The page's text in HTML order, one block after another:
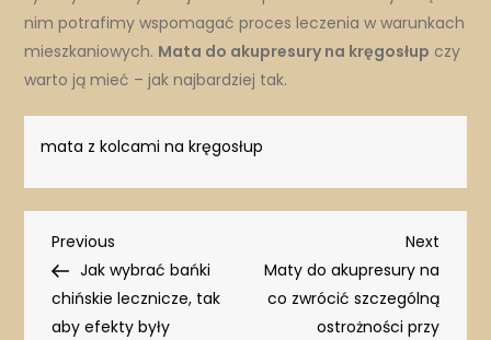
nim potrafimy wspomagać proces leczenia w warunkach
mieszkaniowych. Mata do akupresury na kręgosłup czy
warto ją mieć – jak najbardziej tak.
mata z kolcami na kręgosłup
Nawigacja
wpisu
Previous
Post
Previous
Jak wybrać bańki
chińskie lecznicze, tak
aby efekty były
Next
Post
Next
Maty do akupresury na
co zwrócić szczególną
ostrożności przy